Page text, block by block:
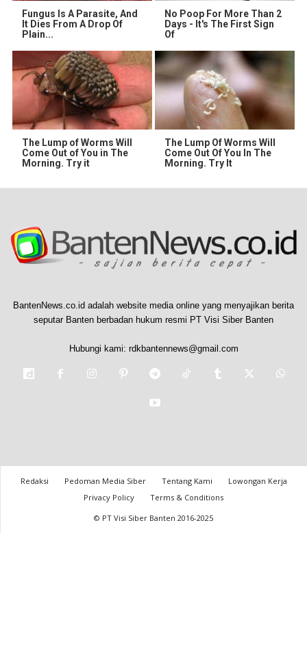
Fungus Is A Parasite, And
It Dies From A Drop Of
Plain...
No Poop For More Than 2
Days - It's The First Sign
Of
The Lump of Worms Will
Come Out of You in The
Morning. Try it
The Lump Of Worms Will
Come Out Of You In The
Morning. Try It
BantenNews.co.id adalah website media online yang menyajikan berita
seputar Banten berbadan hukum resmi PT Visi Siber Banten
Hubungi kami: rdkbantennews@gmail.com
Redaksi Pedoman Media Siber Tentang Kami
Lowongan Kerja
Privacy Policy
Terms & Conditions
© PT Visi Siber Banten 2016-2025